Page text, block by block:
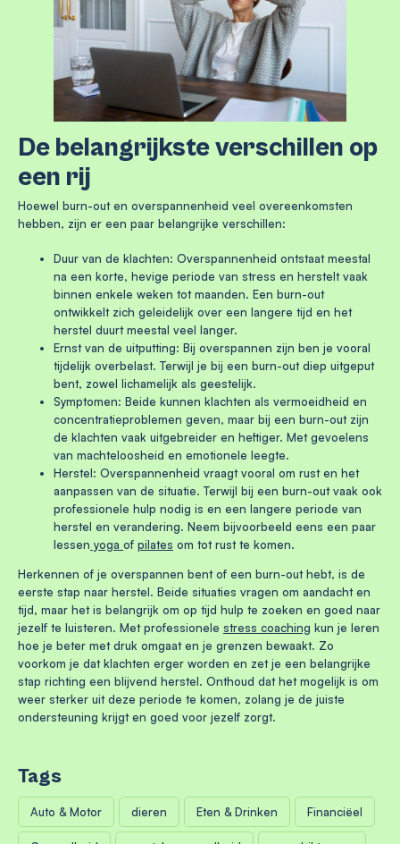
De belangrijkste verschillen op
een rij
Hoewel burn-out en overspannenheid veel overeenkomsten
hebben, zijn er een paar belangrijke verschillen:
Duur van de klachten: Overspannenheid ontstaat meestal
na een korte, hevige periode van stress en herstelt vaak
binnen enkele weken tot maanden. Een burn-out
ontwikkelt zich geleidelijk over een langere tijd en het
herstel duurt meestal veel langer.
Ernst van de uitputting: Bij overspannen zijn ben je vooral
tijdelijk overbelast. Terwijl je bij een burn-out diep uitgeput
bent, zowel lichamelijk als geestelijk.
Symptomen: Beide kunnen klachten als vermoeidheid en
concentratieproblemen geven, maar bij een burn-out zijn
de klachten vaak uitgebreider en heftiger. Met gevoelens
van machteloosheid en emotionele leegte.
Herstel: Overspannenheid vraagt vooral om rust en het
aanpassen van de situatie. Terwijl bij een burn-out vaak ook
professionele hulp nodig is en een langere periode van
herstel en verandering. Neem bijvoorbeeld eens een paar
lessen yoga of pilates om tot rust te komen.
Herkennen of je overspannen bent of een burn-out hebt, is de
eerste stap naar herstel. Beide situaties vragen om aandacht en
tijd, maar het is belangrijk om op tijd hulp te zoeken en goed naar
jezelf te luisteren. Met professionele stress coaching kun je leren
hoe je beter met druk omgaat en je grenzen bewaakt. Zo
voorkom je dat klachten erger worden en zet je een belangrijke
stap richting een blijvend herstel. Onthoud dat het mogelijk is om
weer sterker uit deze periode te komen, zolang je de juiste
ondersteuning krijgt en goed voor jezelf zorgt.
Tags
Auto & Motor dieren Eten & Drinken Financiëel